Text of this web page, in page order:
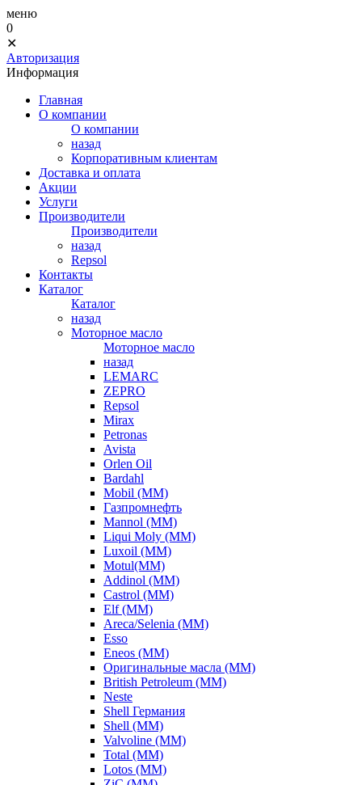
меню
0
✕
Авторизация
Информация
Главная
О компании
О компании
назад
Корпоративным клиентам
Доставка и оплата
Акции
Услуги
Производители
Производители
назад
Repsol
Контакты
Каталог
Каталог
назад
Моторное масло
Моторное масло
назад
LEMARC
ZEPRO
Repsol
Mirax
Petronas
Avista
Orlen Oil
Bardahl
Mobil (ММ)
Газпромнефть
Mannol (ММ)
Liqui Moly (ММ)
Luxoil (ММ)
Motul(ММ)
Addinol (ММ)
Castrol (ММ)
Elf (ММ)
Areca/Selenia (ММ)
Esso
Eneos (ММ)
Оригинальные масла (ММ)
British Petroleum (ММ)
Neste
Shell Германия
Shell (ММ)
Valvoline (ММ)
Total (ММ)
Lotos (ММ)